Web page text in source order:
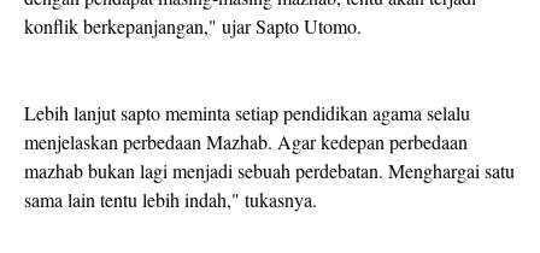
konflik berkepanjangan," ujar Sapto Utomo.
Lebih lanjut sapto meminta setiap pendidikan agama selalu
menjelaskan perbedaan Mazhab. Agar kedepan perbedaan
mazhab bukan lagi menjadi sebuah perdebatan. Menghargai satu
sama lain tentu lebih indah," tukasnya.